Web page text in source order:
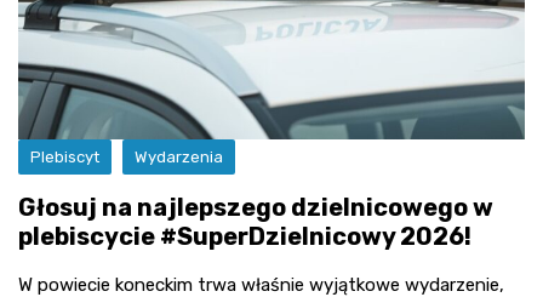
Plebiscyt Wydarzenia
Głosuj na najlepszego dzielnicowego w
plebiscycie #SuperDzielnicowy 2026!
W powiecie koneckim trwa właśnie wyjątkowe wydarzenie,